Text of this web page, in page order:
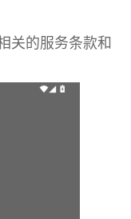
关的服务条款和